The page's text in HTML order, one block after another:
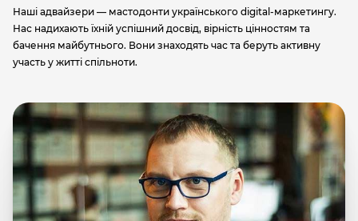
Наші адвайзери — мастодонти українського digital-маркетингу.
Нас надихають їхній успішний досвід, вірність цінностям та
бачення майбутнього. Вони знаходять час та беруть активну
участь у житті спільноти.